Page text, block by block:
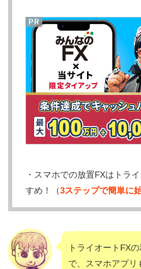
・スマホでの放置FXはトラ
すめ！（3ステップで簡単に
トライオートFX
で、スマホアプリ